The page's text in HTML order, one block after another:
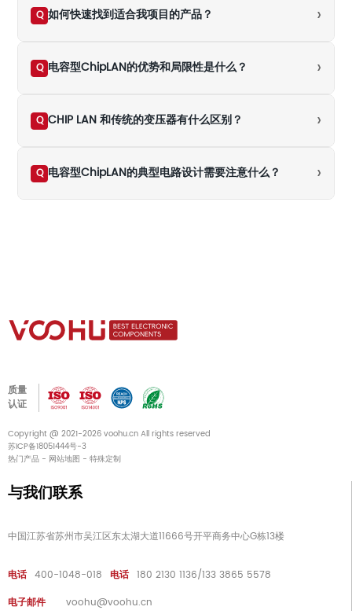
Q 如何快速找到适合我项目的产品？ ›
Q 电容型ChipLAN的优势和局限性是什么？ ›
Q CHIP LAN 和传统的变压器有什么区别？ ›
Q 电容型ChipLAN的典型电路设计需要注意什么？ ›
质量
认证
Copyright @ 2021-2026 voohu.cn All rights reserved
苏ICP备18051444号-3
热门产品 - 网站地图 - 特殊定制
与我们联系
中国江苏省苏州市吴江区东太湖大道11666号开平商务中心G栋13楼
电话 400-1048-018 电话 180 2130 1136/133 3865 5578
电子邮件
voohu@voohu.cn